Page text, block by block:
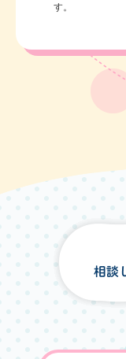
す。